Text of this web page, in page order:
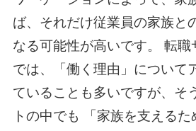
ば、それだけ従業員の家族と
なる可能性が高いです。 転
では、「働く理由」について
ていることも多いですが、そ
トの中でも 「家族を支えるた